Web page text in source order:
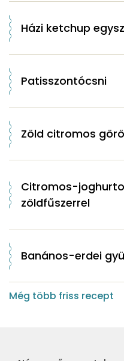
Házi ketchup
Patisszontócsni
Zöld citromos
Citromos-
zöldfűszerrel
Banános-erdei
Még több friss recept